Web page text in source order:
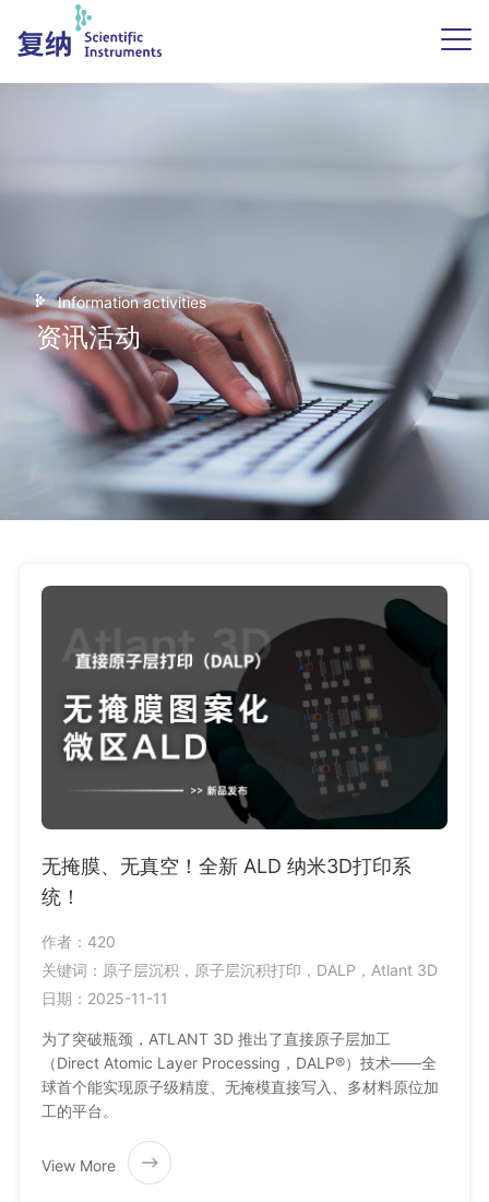
Information activities
资讯活动
无掩膜、无真空！全新 ALD 纳米3D打印系
统！
作者：420
关键词：原子层沉积，原子层沉积打印，DALP，Atlant 3D
日期：2025-11-11
为了突破瓶颈，ATLANT 3D 推出了直接原子层加工
（Direct Atomic Layer Processing，DALP®）技术——全
球首个能实现原子级精度、无掩模直接写入、多材料原位加
工的平台。
View More